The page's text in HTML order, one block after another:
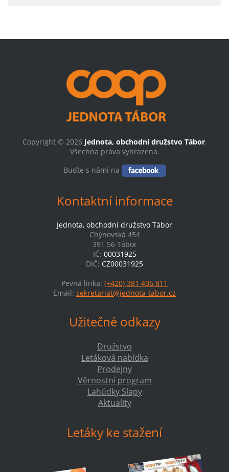
Copyright © 2026 Jednota, obchodní družstvo Tábor.
Všechna práva vyhrazena.
Buďte s námi na
Kontaktní informace
Jednota, obchodní družstvo Tábor
Chýnovská 454
391 56 Tábor
IČ: 00031925
DIČ: CZ00031925
Pevná linka: (+420) 381 406 811
Email: sekretariat@jednota-tabor.cz
Užitečné odkazy
Družstvo
Letáková nabídka
Prodejny
Věrnostní program
Lahůdky Slapy
Aktuality
Letáky ke stažení